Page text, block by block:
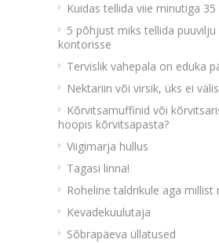
Kuidas tellida viie minutiga
5 põhjust miks tellida
kontorisse
Tervislik vahepala on eduka
Nektariin või virsik, üks ei
Kõrvitsamuffinid või
hoopis kõrvitsapasta?
Viigimarja hullus
Tagasi linna!
Roheline taldrikule aga millist
Kevadekuulutaja
Sõbrapäeva üllatused